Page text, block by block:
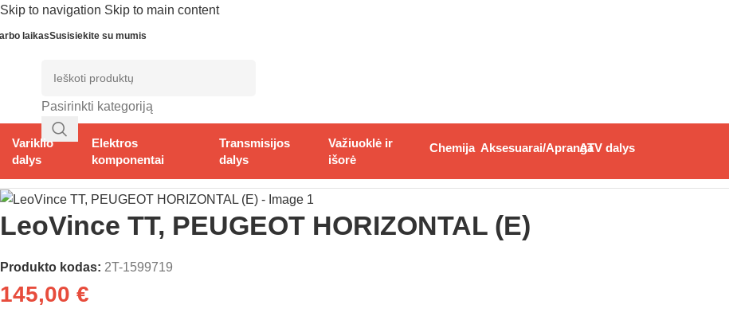
Skip to navigation Skip to main content
laikasSusisiekite su mumis
Pasirinkti kategoriją
Variklio
dalys
Elektros
komponentai
Transmisijos
dalys
Važiuoklė ir
išorė
Chemija Aksesuarai/AprangaATV dalys
Pradžia
Variklio dalys Automatinių motorolerių duslintuvai
LeoVince TT, PEUGEOT HORIZONTAL (E)
Produkto kodas: 2T-1599719
145,00 €